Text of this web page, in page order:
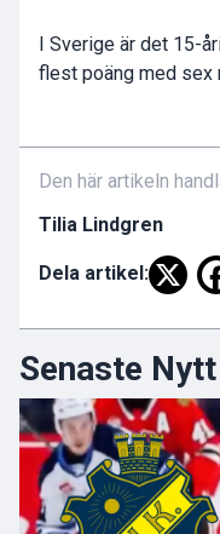
I Sverige är det 15-
flest poäng med sex
Den här artikeln
Tilia Lindgren
Dela artikel:
Senaste Nytt